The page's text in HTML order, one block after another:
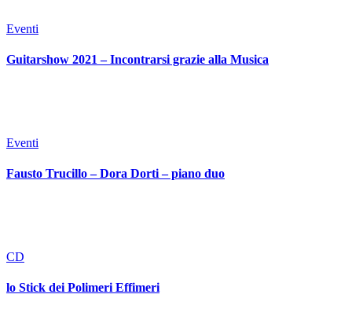
Eventi
Guitarshow 2021 – Incontrarsi grazie alla Musica
Eventi
Fausto Trucillo – Dora Dorti – piano duo
CD
lo Stick dei Polimeri Effimeri